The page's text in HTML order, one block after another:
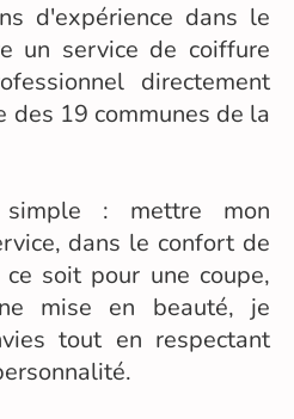
d'expérience dans le
un service de coiffure
directement
des 19 communes de la
: mettre mon
dans le confort de
soit pour une coupe,
mise en beauté, je
tout en respectant